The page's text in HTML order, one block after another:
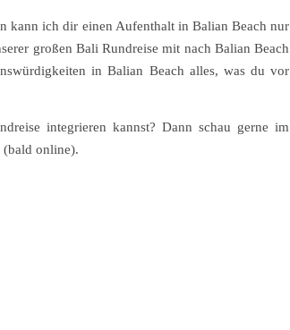
kann ich dir einen Aufenthalt in Balian Beach nur
großen Bali Rundreise mit nach Balian Beach
in Balian Beach alles, was du vor
integrieren kannst? Dann schau gerne im
(bald online).